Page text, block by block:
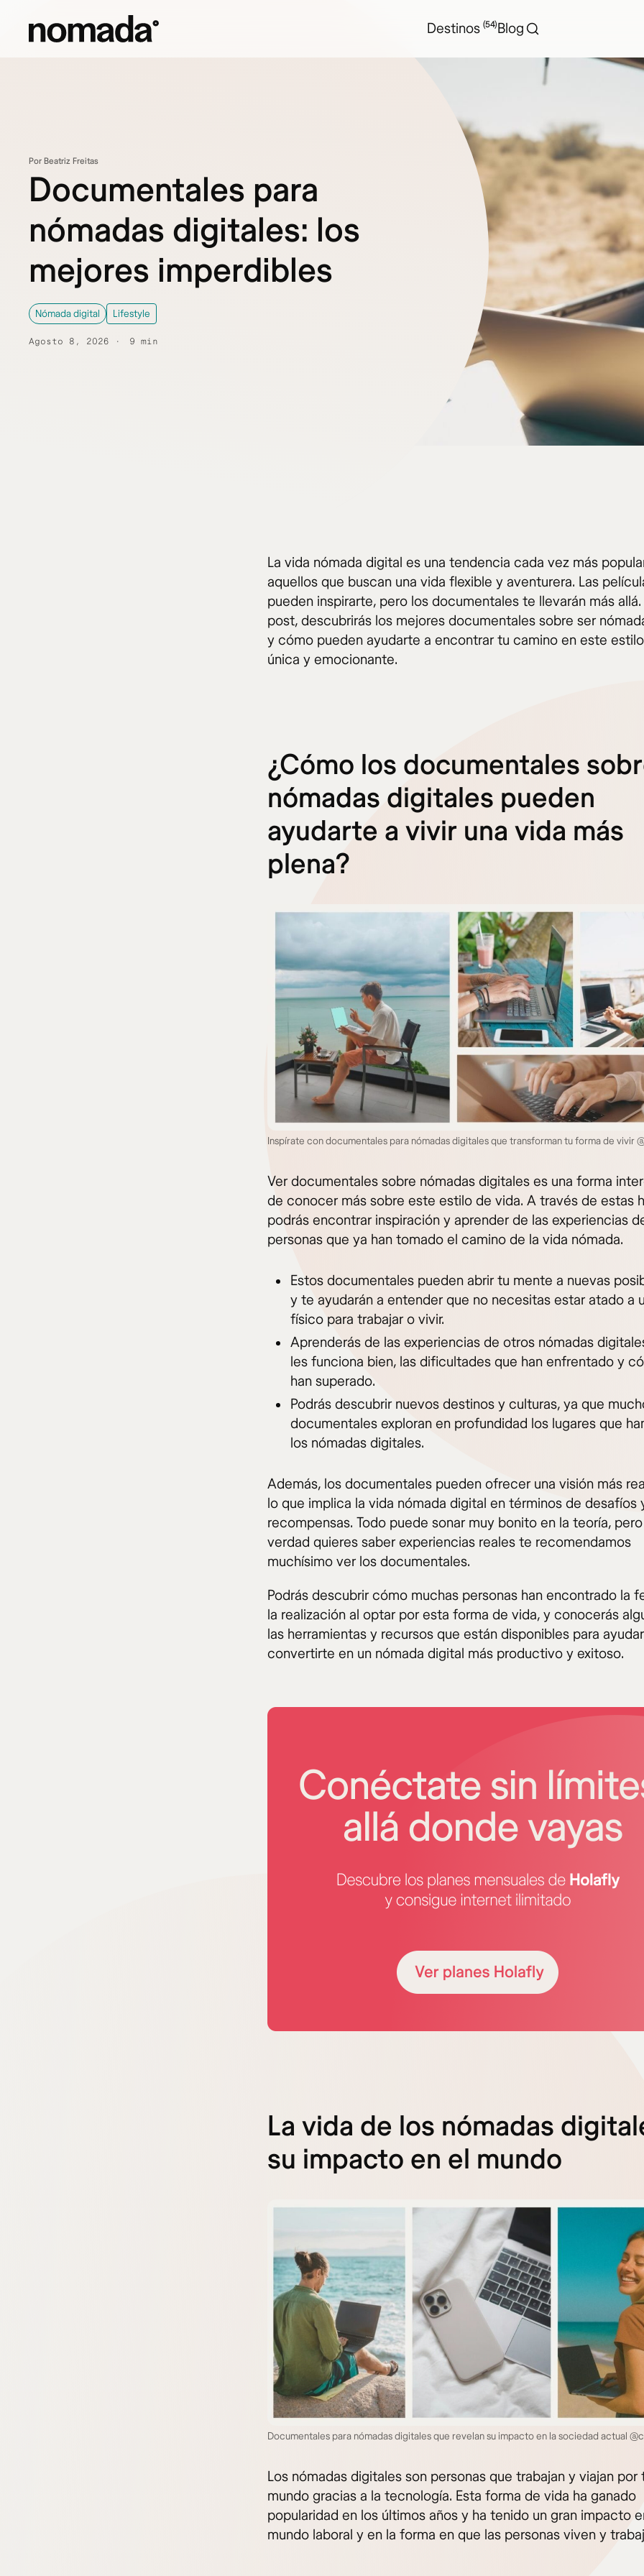
Destinos (54)Blog
Por Beatriz Freitas
Documentales para
nómadas digitales: los
mejores imperdibles
Nómada digital Lifestyle
Agosto 8, 2026 9 min
La vida nómada digital es una tendencia cada vez más
aquellos que buscan una vida flexible y aventurera. Las
pueden inspirarte, pero los documentales te llevarán más
post, descubrirás los mejores documentales sobre ser
y cómo pueden ayudarte a encontrar tu camino en este
única y emocionante.
¿Cómo los documentales
nómadas digitales pueden
ayudarte a vivir una vida más
plena?
Inspírate con documentales para nómadas digitales que transforman tu forma de vivir
Ver documentales sobre nómadas digitales es una forma
de conocer más sobre este estilo de vida. A través de estas
podrás encontrar inspiración y aprender de las experiencias
personas que ya han tomado el camino de la vida nómada.
Estos documentales pueden abrir tu mente a nuevas
y te ayudarán a entender que no necesitas estar atado a
físico para trabajar o vivir.
Aprenderás de las experiencias de otros nómadas
les funciona bien, las dificultades que han enfrentado y
han superado.
Podrás descubrir nuevos destinos y culturas, ya que
documentales exploran en profundidad los lugares que
los nómadas digitales.
Además, los documentales pueden ofrecer una visión más
lo que implica la vida nómada digital en términos de desafíos
recompensas. Todo puede sonar muy bonito en la teoría,
verdad quieres saber experiencias reales te recomendamos
muchísimo ver los documentales.
Podrás descubrir cómo muchas personas han encontrado la
la realización al optar por esta forma de vida, y conocerás
las herramientas y recursos que están disponibles para
convertirte en un nómada digital más productivo y exitoso.
La vida de los nómadas
su impacto en el mundo
Documentales para nómadas digitales que revelan su impacto en la sociedad actual
Los nómadas digitales son personas que trabajan y viajan por
mundo gracias a la tecnología. Esta forma de vida ha ganado
popularidad en los últimos años y ha tenido un gran impacto
mundo laboral y en la forma en que las personas viven y